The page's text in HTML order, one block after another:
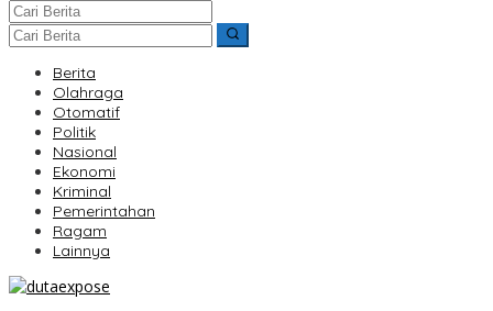
Berita
Olahraga
Otomatif
Politik
Nasional
Ekonomi
Kriminal
Pemerintahan
Ragam
Lainnya